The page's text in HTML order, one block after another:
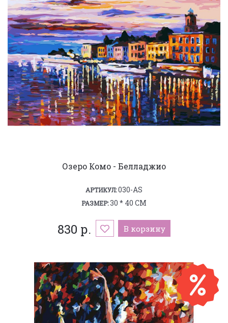
Озеро Комо - Белладжио
АРТИКУЛ:030-AS
РАЗМЕР:30 * 40 СМ
830 р. В корзину